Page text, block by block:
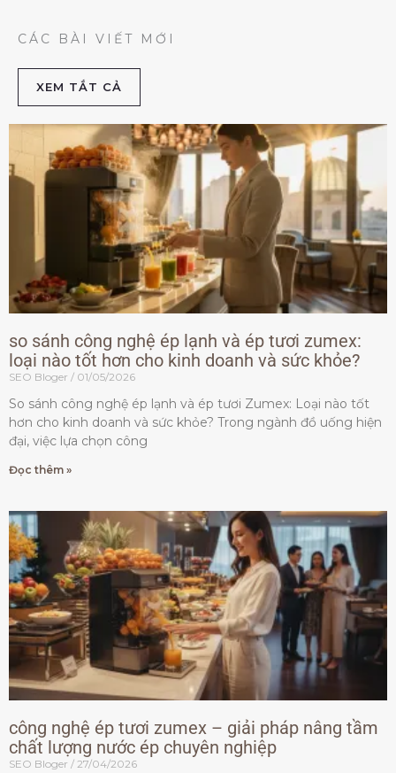
CÁC BÀI VIẾT MỚI
XEM TẮT CẢ
so sánh công nghệ ép lạnh và ép tươi zumex:
loại nào tốt hơn cho kinh doanh và sức khỏe?
SEO Bloger 01/05/2026
So sánh công nghệ ép lạnh và ép tươi Zumex: Loại nào tốt
hơn cho kinh doanh và sức khỏe? Trong ngành đồ uống hiện
đại, việc lựa chọn công
Đọc thêm »
công nghệ ép tươi zumex – giải pháp nâng tầm
chất lượng nước ép chuyên nghiệp
SEO Bloger 27/04/2026